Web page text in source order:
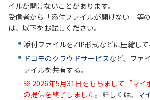
イルが開けないことがあります。
受信者から「添付ファイルが開けない」等
は、以下をお試しください。
添付ファイルをZIP形式などに圧縮して
ドコモのクラウドサービスなど、ファ
ァイルを共有する。
※ 2026年5月31日をもちまして「マイ
の提供を終了しました。 詳しくは、 マ